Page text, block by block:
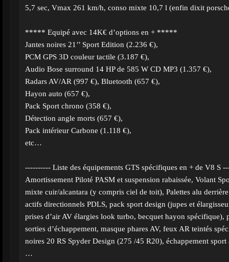
5,7 sec, Vmax 261 km/h, conso mixte 10,7 l (enfin dixit
***** Equipé avec 14K€ d’options en + *****
Jantes noires 21’’ Sport Edition (2.236 €),
PCM GPS 3D couleur tactile (3.187 €),
Audio Bose surround 14 HP de 585 W CD MP3 (1.357 €),
Radars AV/AR (997 €), Bluetooth (657 €),
Hayon auto (657 €),
Pack Sport chrono (358 €),
Détection angle morts (657 €),
Pack intérieur Carbone (1.118 €),
etc…
---------- Liste des équipements GTS spécifiques en + de V8 S
Amortissement Piloté PASM et suspension rabaissée, Volant
mixte cuir/alcantara (y compris ciel de toit), Palettes alu
actifs directionnels PDLS, pack sport design (jupes et
prises d’air AV élargies look turbo, becquet hayon spécifique),
sorties d’échappement, masque phares AV, feux AR teintés
noires 20 RS Spyder Design (275 /45 R20), échappement sport
…